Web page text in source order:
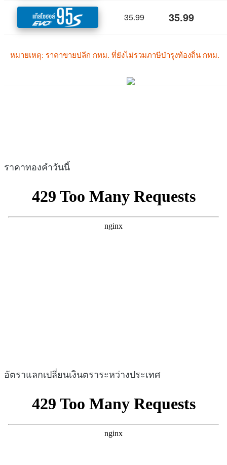
ราคาทองคำวันนี้
อัตราแลกเปลี่ยนเงินตราระหว่างประเทศ